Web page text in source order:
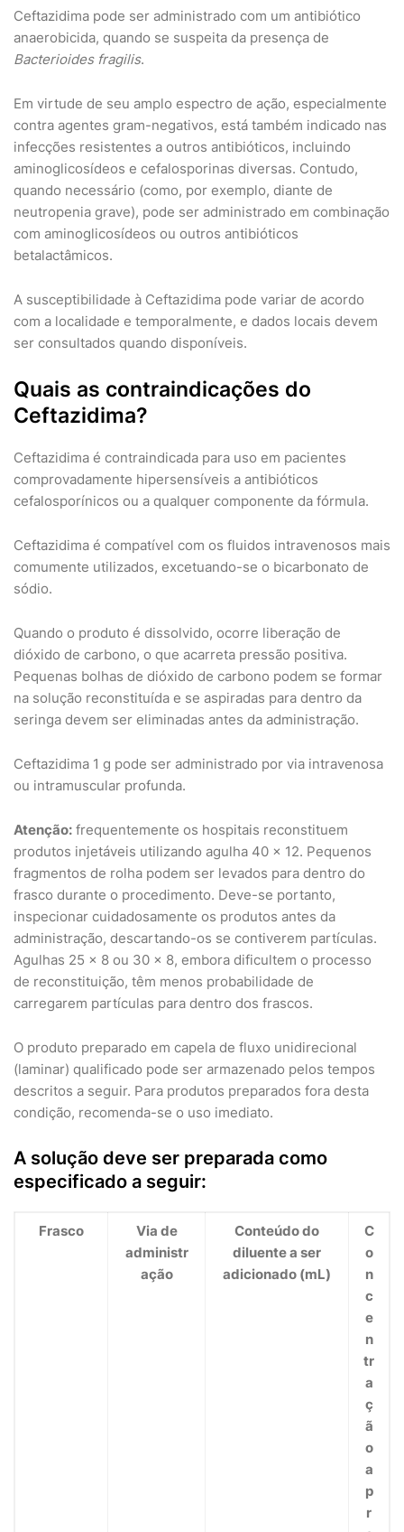
Ceftazidima pode ser administrado com um antibiótico
anaerobicida, quando se suspeita da presença de
Bacterioides fragilis.
Em virtude de seu amplo espectro de ação, especialmente
contra agentes gram-negativos, está também indicado nas
infecções resistentes a outros antibióticos, incluindo
aminoglicosídeos e cefalosporinas diversas. Contudo,
quando necessário (como, por exemplo, diante de
neutropenia grave), pode ser administrado em combinação
com aminoglicosídeos ou outros antibióticos
betalactâmicos.
A susceptibilidade à Ceftazidima pode variar de acordo
com a localidade e temporalmente, e dados locais devem
ser consultados quando disponíveis.
Quais as contraindicações do
Ceftazidima?
Ceftazidima é contraindicada para uso em pacientes
comprovadamente hipersensíveis a antibióticos
cefalosporínicos ou a qualquer componente da fórmula.
Ceftazidima é compatível com os fluidos intravenosos mais
comumente utilizados, excetuando-se o bicarbonato de
sódio.
Quando o produto é dissolvido, ocorre liberação de
dióxido de carbono, o que acarreta pressão positiva.
Pequenas bolhas de dióxido de carbono podem se formar
na solução reconstituída e se aspiradas para dentro da
seringa devem ser eliminadas antes da administração.
Ceftazidima 1 g pode ser administrado por via intravenosa
ou intramuscular profunda.
Atenção: frequentemente os hospitais reconstituem
produtos injetáveis utilizando agulha 40 x 12. Pequenos
fragmentos de rolha podem ser levados para dentro do
frasco durante o procedimento. Deve-se portanto,
inspecionar cuidadosamente os produtos antes da
administração, descartando-os se contiverem partículas.
Agulhas 25 x 8 ou 30 x 8, embora dificultem o processo
de reconstituição, têm menos probabilidade de
carregarem partículas para dentro dos frascos.
O produto preparado em capela de fluxo unidirecional
(laminar) qualificado pode ser armazenado pelos tempos
descritos a seguir. Para produtos preparados fora desta
condição, recomenda-se o uso imediato.
A solução deve ser preparada como
especificado a seguir:
Frasco
Via de
administr
ação
Conteúdo do
diluente a ser
adicionado (mL)
C
o
n
c
e
n
tr
a
ç
ã
o
a
p
r